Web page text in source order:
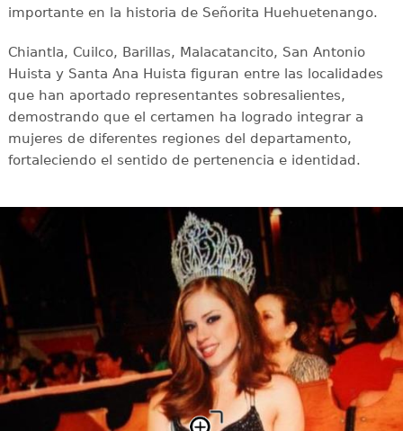
importante en la historia de Señorita Huehuetenango.
Chiantla, Cuilco, Barillas, Malacatancito, San Antonio
Huista y Santa Ana Huista figuran entre las localidades
que han aportado representantes sobresalientes,
demostrando que el certamen ha logrado integrar a
mujeres de diferentes regiones del departamento,
fortaleciendo el sentido de pertenencia e identidad.